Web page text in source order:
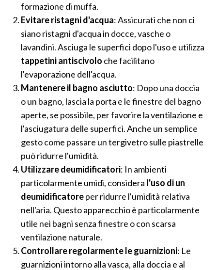
formazione di muffa.
Evitare ristagni d'acqua: Assicurati che non ci
siano ristagni d'acqua in docce, vasche o
lavandini. Asciuga le superfici dopo l'uso e utilizza
tappetini antiscivolo che facilitano
l'evaporazione dell'acqua.
Mantenere il bagno asciutto: Dopo una doccia
o un bagno, lascia la porta e le finestre del bagno
aperte, se possibile, per favorire la ventilazione e
l'asciugatura delle superfici. Anche un semplice
gesto come passare un tergivetro sulle piastrelle
può ridurre l'umidità.
Utilizzare deumidificatori: In ambienti
particolarmente umidi, considera l'uso di un
deumidificatoreper ridurre l'umidità relativa
nell'aria. Questo apparecchio è particolarmente
utile nei bagni senza finestre o con scarsa
ventilazione naturale.
Controllare regolarmente le guarnizioni: Le
guarnizioni intorno alla vasca, alla doccia e al